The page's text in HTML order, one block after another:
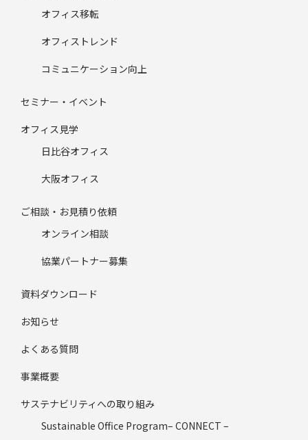
オフィス移転
オフィストレンド
コミュニケーション向上
セミナー・イベント
オフィス見学
日比谷オフィス
大阪オフィス
ご相談・お見積り依頼
オンライン相談
協業パートナー募集
資料ダウンロード
お知らせ
よくある質問
事業概要
サステナビリティへの取り組み
Sustainable Office Program– CONNECT –